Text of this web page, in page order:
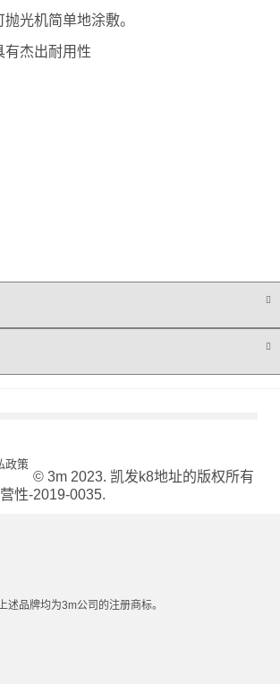
光机简单地涂敷。
有杰出耐用性
政策
© 3m 2023. 凯发k8地址的版权所有
营性-2019-0035.
述品牌均为3m公司的注册商标。